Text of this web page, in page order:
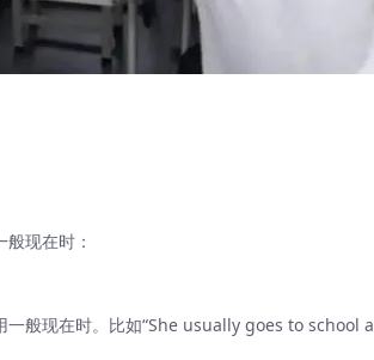
现在时：
般现在时。比如“She usually goes to school